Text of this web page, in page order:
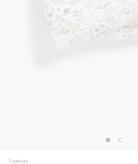
Newbie